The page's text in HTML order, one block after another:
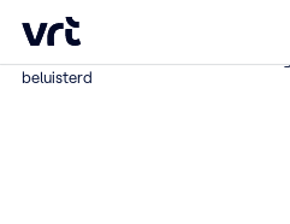
Ga naar de hoofdinhoud
VRT (home)
Home /
beluisterd